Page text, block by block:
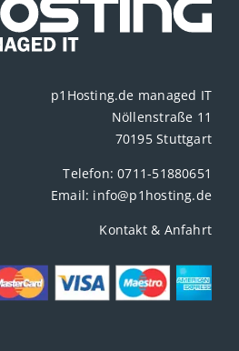
p1Hosting.de managed IT
Nöllenstraße 11
70195 Stuttgart
Telefon:0711-51880651
Email: info@p1hosting.de
Kontakt & Anfahrt